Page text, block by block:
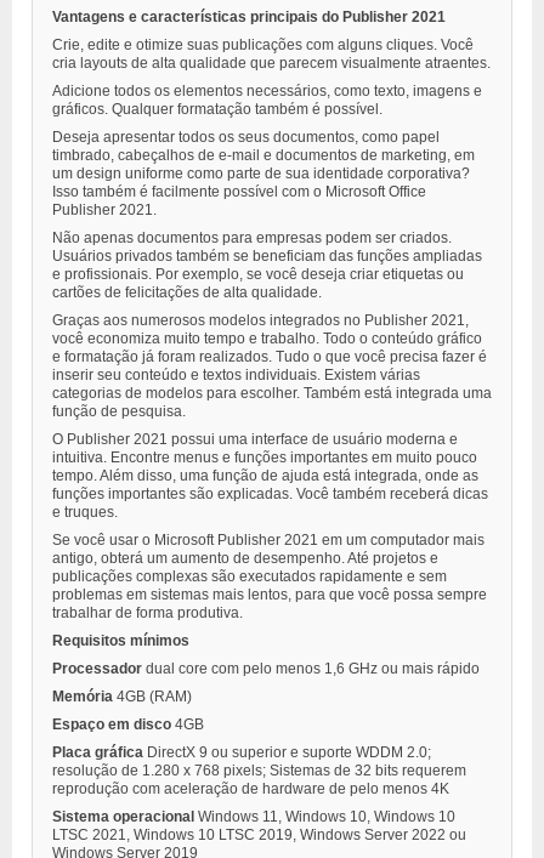
Vantagens e características principais do Publisher 2021
Crie, edite e otimize suas publicações com alguns cliques. Você
cria layouts de alta qualidade que parecem visualmente atraentes.
Adicione todos os elementos necessários, como texto, imagens e
gráficos. Qualquer formatação também é possível.
Deseja apresentar todos os seus documentos, como papel
timbrado, cabeçalhos de e-mail e documentos de marketing, em
um design uniforme como parte de sua identidade corporativa?
Isso também é facilmente possível com o Microsoft Office
Publisher 2021.
Não apenas documentos para empresas podem ser criados.
Usuários privados também se beneficiam das funções ampliadas
e profissionais. Por exemplo, se você deseja criar etiquetas ou
cartões de felicitações de alta qualidade.
Graças aos numerosos modelos integrados no Publisher 2021,
você economiza muito tempo e trabalho. Todo o conteúdo gráfico
e formatação já foram realizados. Tudo o que você precisa fazer é
inserir seu conteúdo e textos individuais. Existem várias
categorias de modelos para escolher. Também está integrada uma
função de pesquisa.
O Publisher 2021 possui uma interface de usuário moderna e
intuitiva. Encontre menus e funções importantes em muito pouco
tempo. Além disso, uma função de ajuda está integrada, onde as
funções importantes são explicadas. Você também receberá dicas
e truques.
Se você usar o Microsoft Publisher 2021 em um computador mais
antigo, obterá um aumento de desempenho. Até projetos e
publicações complexas são executados rapidamente e sem
problemas em sistemas mais lentos, para que você possa sempre
trabalhar de forma produtiva.
Requisitos mínimos
Processador dual core com pelo menos 1,6 GHz ou mais rápido
Memória 4GB (RAM)
Espaço em disco 4GB
Placa gráfica DirectX 9 ou superior e suporte WDDM 2.0;
resolução de 1.280 x 768 pixels; Sistemas de 32 bits requerem
reprodução com aceleração de hardware de pelo menos 4K
Sistema operacional Windows 11, Windows 10, Windows 10
LTSC 2021, Windows 10 LTSC 2019, Windows Server 2022 ou
Windows Server 2019